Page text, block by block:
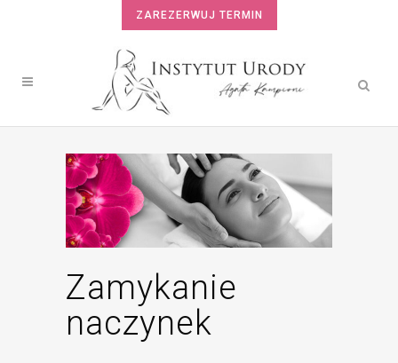
ZAREZERWUJ TERMIN
Zamykanie
naczynek